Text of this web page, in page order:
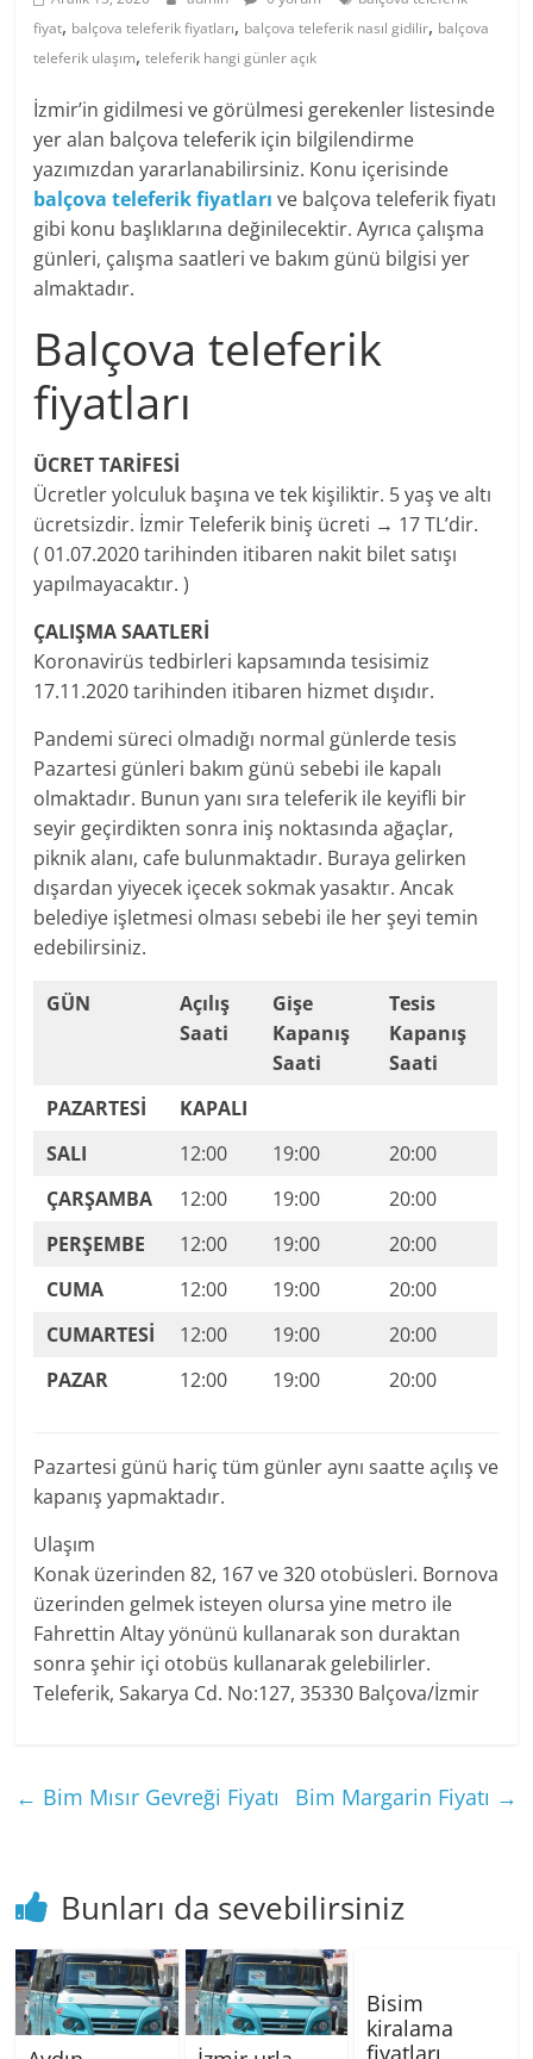
fiyat, balçova teleferik fiyatları, balçova teleferik nasıl gidilir, balçova
teleferik ulaşım,teleferik hangi günler açık
İzmir’in gidilmesi ve görülmesi gerekenler listesinde
yer alan balçova teleferik için bilgilendirme
yazımızdan yararlanabilirsiniz. Konu içerisinde
balçova teleferik fiyatları ve balçova teleferik fiyatı
gibi konu başlıklarına değinilecektir. Ayrıca çalışma
günleri, çalışma saatleri ve bakım günü bilgisi yer
almaktadır.
Balçova teleferik
fiyatları
ÜCRET TARİFESİ
Ücretler yolculuk başına ve tek kişiliktir. 5 yaş ve altı
ücretsizdir. İzmir Teleferik biniş ücreti → 17 TL’dir.
( 01.07.2020 tarihinden itibaren nakit bilet satışı
yapılmayacaktır. )
ÇALIŞMA SAATLERİ
Koronavirüs tedbirleri kapsamında tesisimiz
17.11.2020 tarihinden itibaren hizmet dışıdır.
Pandemi süreci olmadığı normal günlerde tesis
Pazartesi günleri bakım günü sebebi ile kapalı
olmaktadır. Bunun yanı sıra teleferik ile keyifli bir
seyir geçirdikten sonra iniş noktasında ağaçlar,
piknik alanı, cafe bulunmaktadır. Buraya gelirken
dışardan yiyecek içecek sokmak yasaktır. Ancak
belediye işletmesi olması sebebi ile her şeyi temin
edebilirsiniz.
GÜN
Açılış
Saati
Gişe
Kapanış
Saati
Tesis
Kapanış
Saati
PAZARTESİ
KAPALI
SALI
12:00 19:00
20:00
ÇARŞAMBA
12:00 19:00
20:00
PERŞEMBE
12:00 19:00
20:00
CUMA
12:00 19:00
20:00
CUMARTESİ
12:00 19:00
20:00
PAZAR
12:00 19:00 20:00
Pazartesi günü hariç tüm günler aynı saatte açılış ve
kapanış yapmaktadır.
Ulaşım
Konak üzerinden 82, 167 ve 320 otobüsleri. Bornova
üzerinden gelmek isteyen olursa yine metro ile
Fahrettin Altay yönünü kullanarak son duraktan
sonra şehir içi otobüs kullanarak gelebilirler.
Teleferik, Sakarya Cd. No:127, 35330 Balçova/İzmir
← Bim Mısır Gevreği Fiyatı Bim Margarin Fiyatı →
Bunları da sevebilirsiniz
Bisim
kiralama
fiyatları